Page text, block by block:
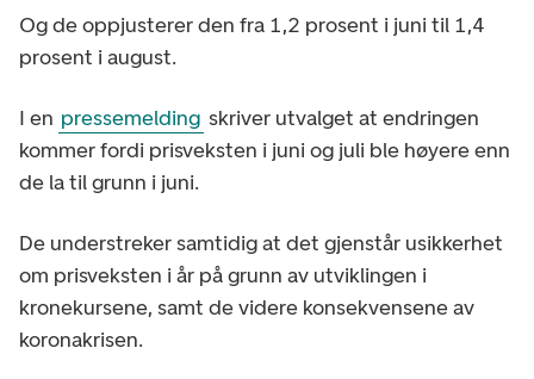
Og de oppjusterer den fra 1,2 prosent i juni til 1,4
prosent i august.
I en pressemelding skriver utvalget at endringen
kommer fordi prisveksten i juni og juli ble høyere enn
de la til grunn i juni.
De understreker samtidig at det gjenstår usikkerhet
om prisveksten i år på grunn av utviklingen i
kronekursene, samt de videre konsekvensene av
koronakrisen.